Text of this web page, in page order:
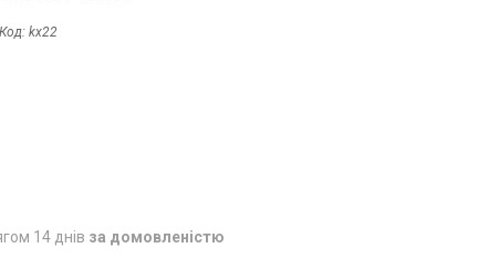
Код: kx22
14 днів за домовленістю